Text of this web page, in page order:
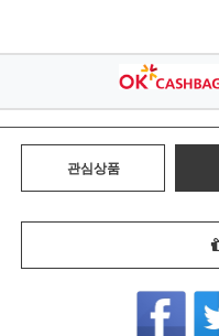
관심상품